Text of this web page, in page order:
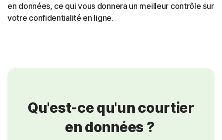
en données, ce qui vous donnera un meilleur contrôle sur
votre confidentialité en ligne.
Qu'est-ce qu'un courtier
en données ?